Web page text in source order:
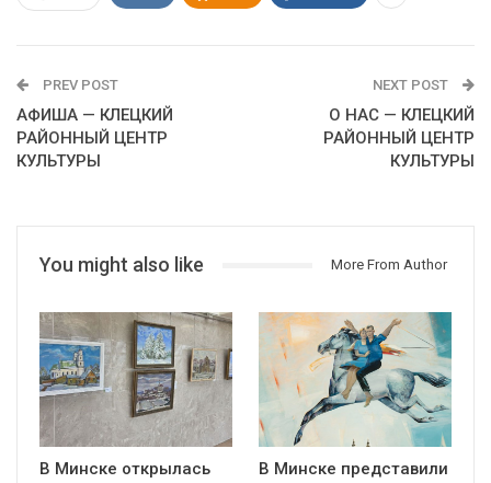
PREV POST
АФИША — КЛЕЦКИЙ
РАЙОННЫЙ ЦЕНТР
КУЛЬТУРЫ
NEXT POST
О НАС — КЛЕЦКИЙ
РАЙОННЫЙ ЦЕНТР
КУЛЬТУРЫ
You might also like More From Author
В Минске открылась
В Минске представили